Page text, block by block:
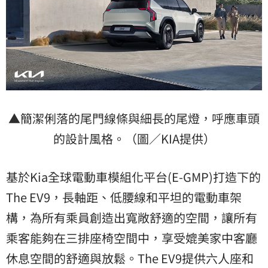
▲簡潔俐落的尾門線條與細長的尾燈，呼應車頭
的設計風格。（圖／KIA提供）
基於Kia全球電動車模組化平台(E-GMP)打造下的
The EV9，長軸距、低腰線和平坦的電動車架
構，為所有乘員創造出寬敞舒適的空間，讓所有
乘客能夠在三排座椅空間中，享受媲美家中客廳
休息空間的舒適與放鬆。The EV9提供六人座和